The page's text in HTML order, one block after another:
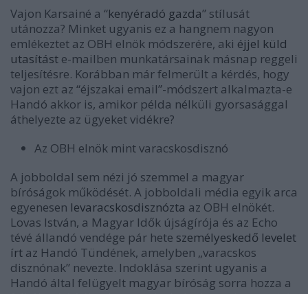
Vajon Karsainé a “kenyéradó gazda” stílusát
utánozza? Minket ugyanis ez a hangnem nagyon
emlékeztet az OBH elnök módszerére, aki éjjel küld
utasítást e-mailben munkatársainak másnap reggeli
teljesítésre. Korábban már felmerült a kérdés, hogy
vajon ezt az “éjszakai email”-módszert alkalmazta-e
Handó akkor is, amikor példa nélküli gyorsasággal
áthelyezte az ügyeket vidékre?
Az OBH elnök mint varacskosdisznó
A jobboldal sem nézi jó szemmel a magyar
bíróságok működését. A jobboldali média egyik arca
egyenesen levaracskosdisznózta az OBH elnökét.
Lovas István, a Magyar Idők újságírója és az Echo
tévé állandó vendége pár hete személyeskedő levelet
írt az Handó Tündének, amelyben „varacskos
disznónak” nevezte. Indoklása szerint ugyanis a
Handó által felügyelt magyar bíróság sorra hozza a